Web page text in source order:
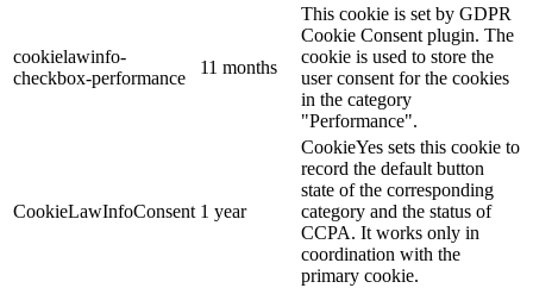
cookielawinfo-
checkbox-performance
11 months
This cookie is set by GDPR
Cookie Consent plugin. The
cookie is used to store the
user consent for the cookies
in the category
"Performance".
CookieLawInfoConsent 1 year
CookieYes sets this cookie to
record the default button
state of the corresponding
category and the status of
CCPA. It works only in
coordination with the
primary cookie.